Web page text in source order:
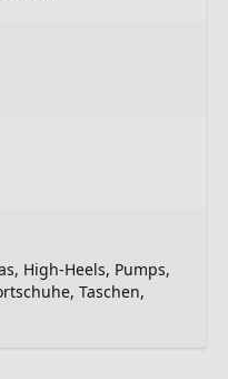
High-Heels, Pumps,
Taschen,